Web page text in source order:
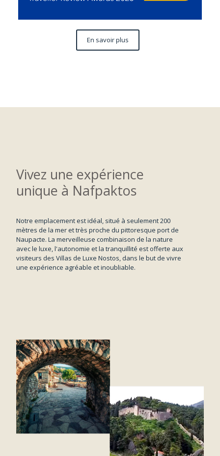
En savoir plus
Vivez une expérience
unique à Nafpaktos
Notre emplacement est idéal, situé à seulement 200
mètres de la mer et très proche du pittoresque port de
Naupacte. La merveilleuse combinaison de la nature
avec le luxe, l'autonomie et la tranquillité est offerte aux
visiteurs des Villas de Luxe Nostos, dans le but de vivre
une expérience agréable et inoubliable.